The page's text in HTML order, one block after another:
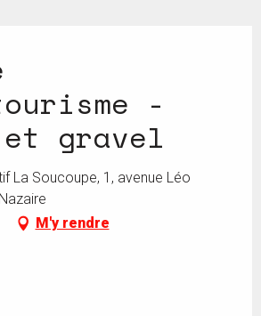
-
gravel
La Soucoupe, 1, avenue Léo
M'y rendre